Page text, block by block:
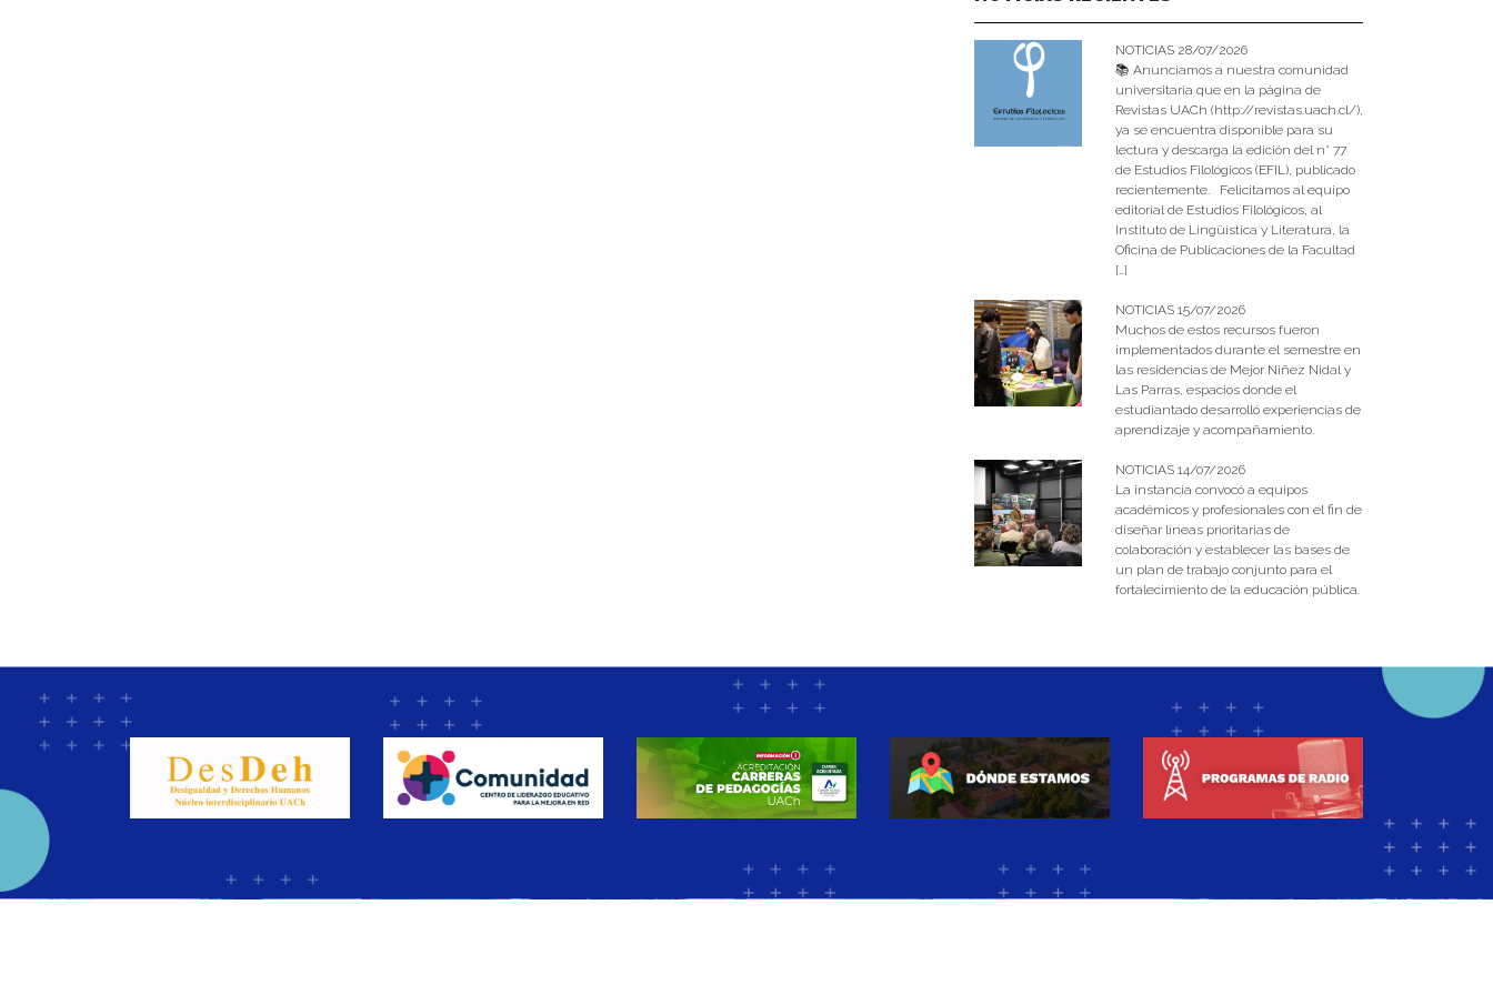
NOTICIAS 28/07/2026
📚 Anunciamos a nuestra comunidad
universitaria que en la página de
Revistas UACh (http://revistas.uach.cl/),
ya se encuentra disponible para su
lectura y descarga la edición del n° 77
de Estudios Filológicos (EFIL), publicado
recientemente. Felicitamos al equipo
editorial de Estudios Filológicos, al
Instituto de Lingüística y Literatura, la
Oficina de Publicaciones de la Facultad
[…]
NOTICIAS 15/07/2026
Muchos de estos recursos fueron
implementados durante el semestre en
las residencias de Mejor Niñez Nidal y
Las Parras, espacios donde el
estudiantado desarrolló experiencias de
aprendizaje y acompañamiento.
NOTICIAS 14/07/2026
La instancia convocó a equipos
académicos y profesionales con el fin de
diseñar líneas prioritarias de
colaboración y establecer las bases de
un plan de trabajo conjunto para el
fortalecimiento de la educación pública.